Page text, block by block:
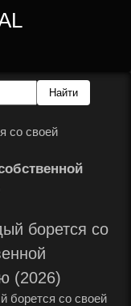
со своей
борется со
(2026)
борется со своей